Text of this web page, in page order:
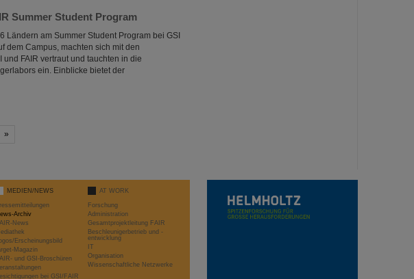
Summer Student Program
Ländern am Summer Student Program bei GSI
dem Campus, machten sich mit den
FAIR vertraut und tauchten in die
ein. Einblicke bietet der
»
MEDIEN/NEWS
Archiv
News
Erscheinungsbild
Magazin
und GSI-Broschüren
bei GSI/FAIR
AT WORK
Forschung
Administration
Gesamtprojektleitung FAIR
Beschleunigerbetrieb und -
entwicklung
IT
Organisation
Wissenschaftliche Netzwerke